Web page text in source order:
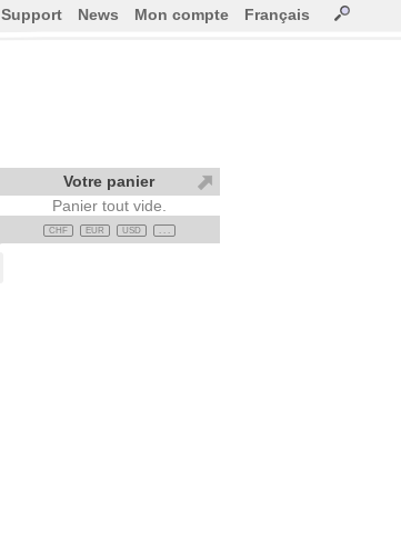
Support News Mon compte Français
Votre panier
Panier tout vide.
CHF EUR USD . . .